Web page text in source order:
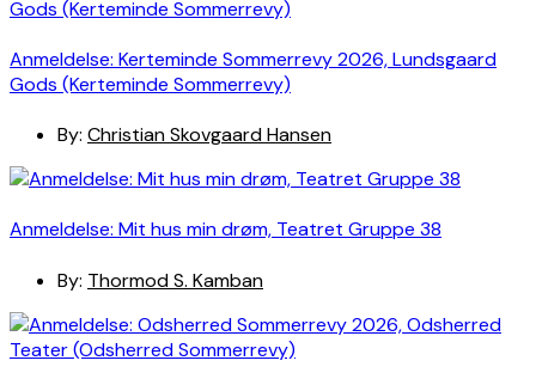
Anmeldelse: Kerteminde Sommerrevy 2026, Lundsgaard
Gods (Kerteminde Sommerrevy)
By: Christian Skovgaard Hansen
Anmeldelse: Mit hus min drøm, Teatret Gruppe 38
By: Thormod S. Kamban